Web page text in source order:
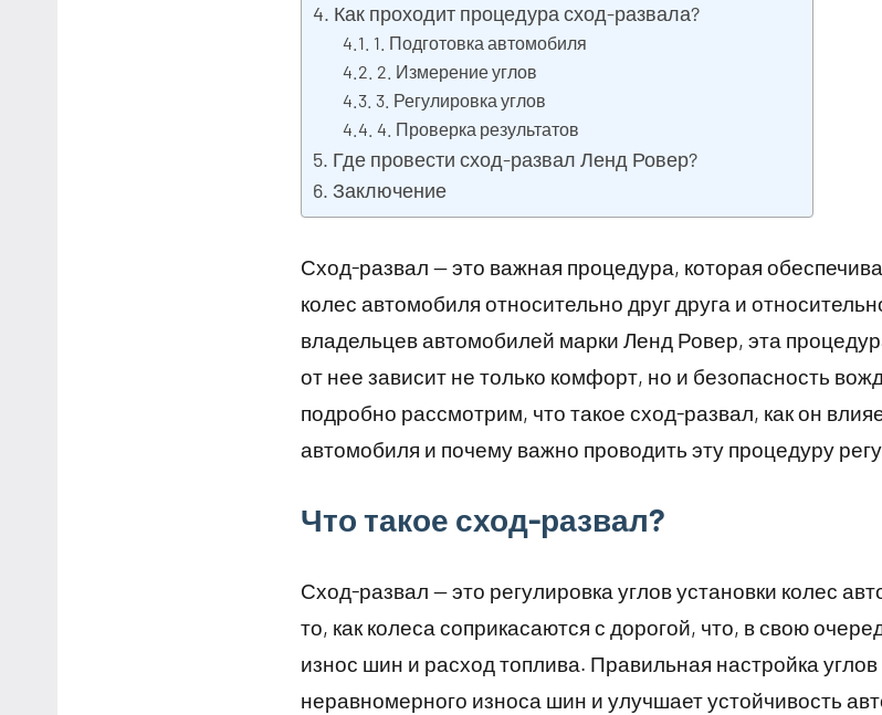
Как проходит процедура сход-развала?
1. Подготовка автомобиля
2. Измерение углов
3. Регулировка углов
4. Проверка результатов
Где провести сход-развал Ленд Ровер?
Заключение
Сход-развал — это важная процедура, которая
колес автомобиля относительно друг друга и
владельцев автомобилей марки Ленд Ровер, эта
от нее зависит не только комфорт, но и безопасность
подробно рассмотрим, что такое сход-развал, как он
автомобиля и почему важно проводить эту процедуру
Что такое сход-развал?
Сход-развал — это регулировка углов установки колес
то, как колеса соприкасаются с дорогой, что, в свою
износ шин и расход топлива. Правильная настройка
неравномерного износа шин и улучшает устойчивость